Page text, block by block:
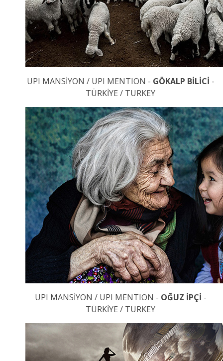
UPI MANSİYON / UPI MENTION - GÖKALP BİLİCİ -
TÜRKİYE / TURKEY
UPI MANSİYON / UPI MENTION - OĞUZ İPÇİ -
TÜRKİYE / TURKEY